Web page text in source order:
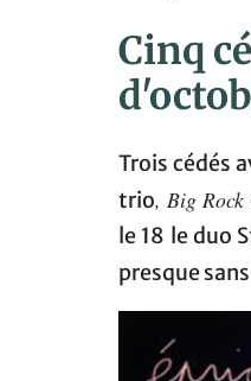
Cinq
Trois cédés
trio, Big Rock
le 18 le
presque